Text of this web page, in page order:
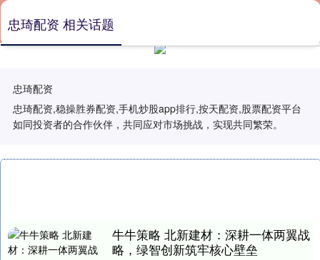
忠琦配资
忠琦配资,稳操胜券配资,手机炒股app排行,按天配资,股票配资平台
如同投资者的合作伙伴，共同应对市场挑战，实现共同繁荣。
忠琦配资 相关话题
牛牛策略 北新建材：深耕一体两翼战
略，绿智创新筑牢核心壁垒